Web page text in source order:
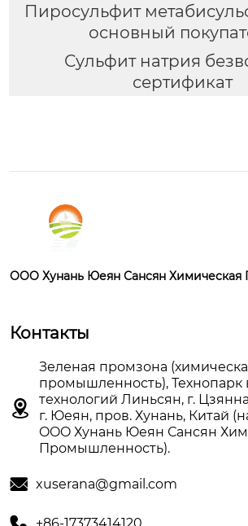
Пиросульфит
основный
Сульфит натрия
сертификат
OOO Хунань Юеян Сансян
Контакты

Зеленая промзона
промышленность), Технопарк
технологий Линьсян, г.
г. Юеян, пров. Хунань, Китай
OOO Хунань Юеян Сансян
Промышленность).
 xuserana@gmail.com